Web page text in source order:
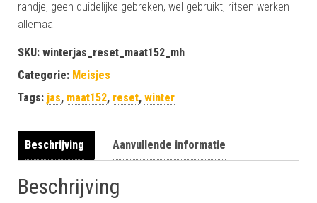
randje, geen duidelijke gebreken, wel gebruikt, ritsen werken
allemaal
SKU: winterjas_reset_maat152_mh
Categorie: Meisjes
Tags: jas, maat152, reset, winter
Beschrijving Aanvullende informatie
Beschrijving